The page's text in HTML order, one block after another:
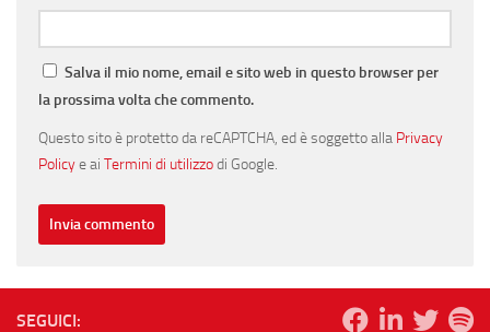
Salva il mio nome, email e sito web in questo browser per
la prossima volta che commento.
Questo sito è protetto da reCAPTCHA, ed è soggetto alla Privacy
Policye ai Termini di utilizzodi Google.
SEGUICI: